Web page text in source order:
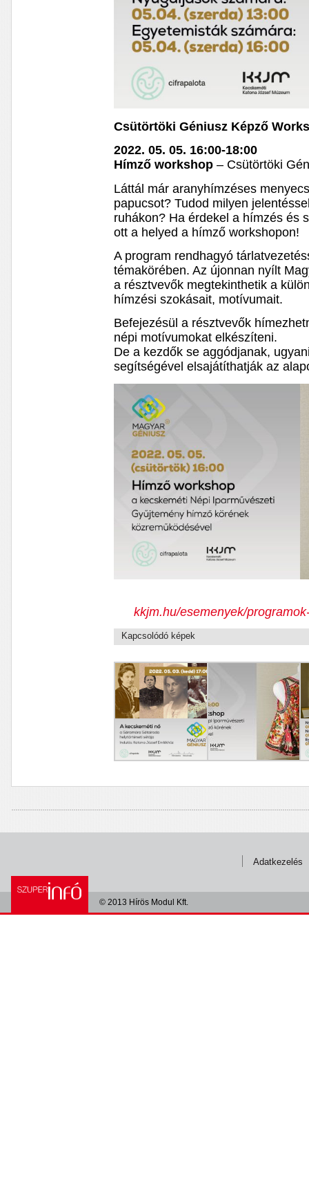
Csütörtöki Géniusz Képző
2022. 05. 05. 16:00-18:00
Hímző workshop– Csütörtöki
Láttál már aranyhímzéses
papucsot? Tudod milyen
ruhákon? Ha érdekel a hímzés és
ott a helyed a hímző workshopon!
A program rendhagyó
témakörében. Az újonnan nyílt
a résztvevők megtekinthetik a
hímzési szokásait, motívumait.
Befejezésül a résztvevők
népi motívumokat elkészíteni.
De a kezdők se aggódjanak,
segítségével elsajátíthatják az
kkjm.hu/esemenyek/
Kapcsolódó képek
Adatkezelés
© 2013 Hírös Modul Kft.